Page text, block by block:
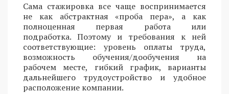
Сама стажировка все чаще воспринимается
не как абстрактная «проба пера», а как
полноценная первая работа или
подработка. Поэтому и требования к ней
соответствующие: уровень оплаты труда,
возможность обучения/дообучения на
рабочем месте, гибкий график, варианты
дальнейшего трудоустройство и удобное
расположение компании.